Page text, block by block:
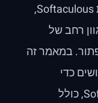
ביותר להתקין אתר היא באמצעות Softaculous,
רחב של
במאמר זה
כדי
להתקין אתר באמצעות Softaculous, כולל